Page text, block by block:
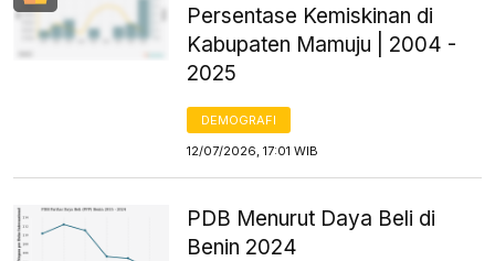
Persentase Kemiskinan di
Kabupaten Mamuju | 2004 -
2025
DEMOGRAFI
12/07/2026, 17:01 WIB
PDB Menurut Daya Beli di
Benin 2024